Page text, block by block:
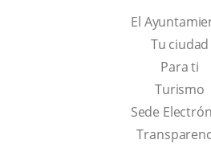
El
Tu ciudad
Para ti
Turismo
Sede